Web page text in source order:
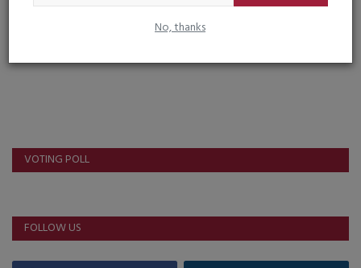
No, thanks
VOTING POLL
FOLLOW US